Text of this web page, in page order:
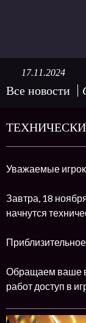
Все новости
17.11.2024
Уважаемые
Завтра, 18
начнутся
Обращаем ваше
работ доступ в